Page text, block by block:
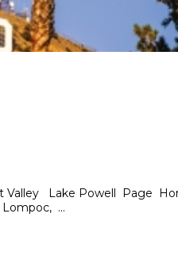
Valley Lake Powell
...